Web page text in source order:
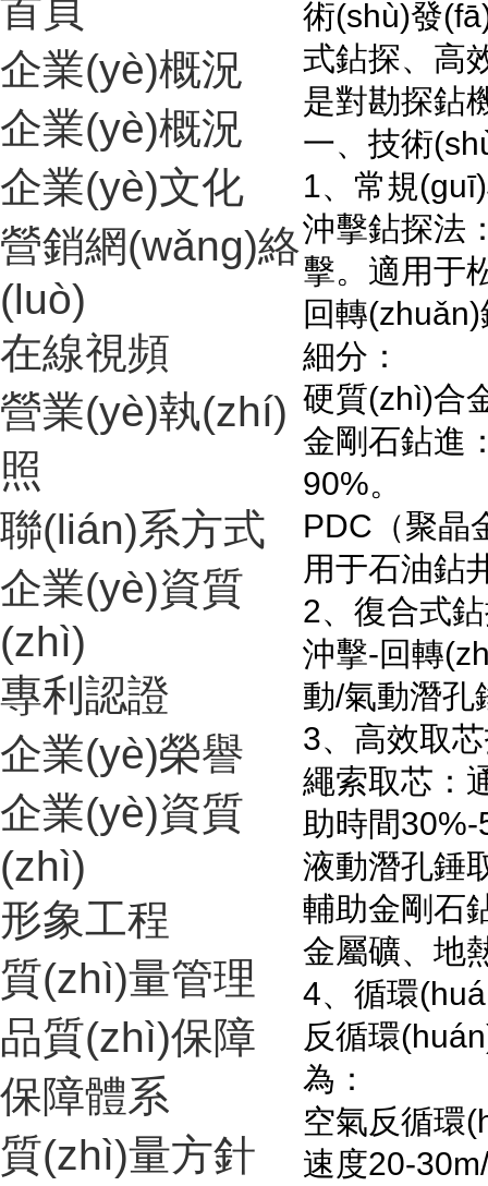
術(shù)發(fā)
式鉆探、高
是對勘探鉆
一、技術
1、常規
沖擊鉆探法
擊。適用于
回轉(zhuǎn)
細分：
硬質(zhì)合
金剛石鉆進
90%。
PDC（聚晶
用于石油鉆
2、復合式
沖擊-回轉
動/氣動潛孔
3、高效取
繩索取芯：通
助時間30%-
液動潛孔錘
輔助金剛石
金屬礦
4、循環
反循環
為：
空氣反循環
速度20-30m/s
首頁
企業(yè)概況
企業(yè)概況
企業(yè)文化
營銷網(wǎng)絡
(luò)
在線視頻
營業(yè)執(zhí)
照
聯(lián)系方式
企業(yè)資質
(zhì)
專利認證
企業(yè)榮譽
企業(yè)資質
(zhì)
形象工程
質(zhì)量管理
品質(zhì)保障
保障體系
質(zhì)量方針